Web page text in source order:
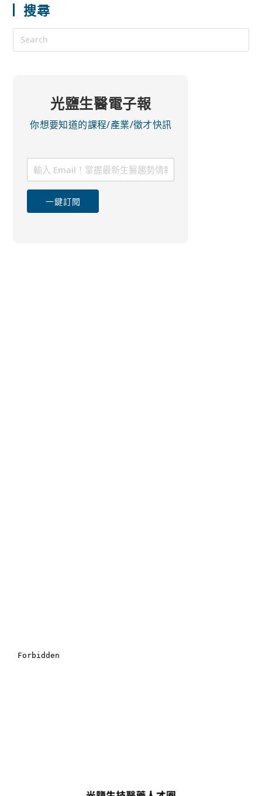
搜尋
光鹽生醫電子報
你想要知道的課程/產業/徵才快訊
一鍵訂閱